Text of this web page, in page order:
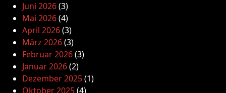
Juni 2026(3)
Mai 2026(4)
April 2026(3)
März 2026(3)
Februar 2026(3)
Januar 2026(2)
Dezember 2025(1)
Oktober 2025(4)